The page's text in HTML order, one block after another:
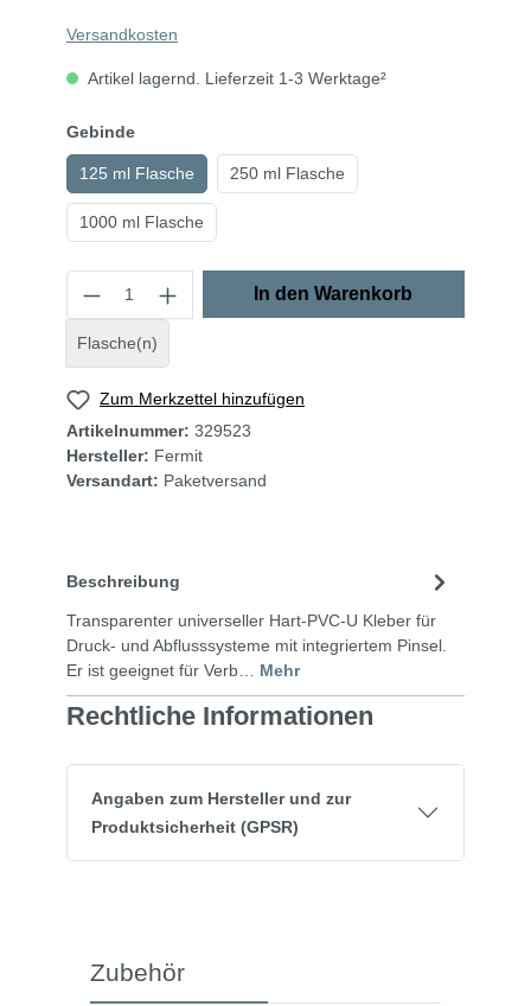
Versandkosten
Artikel lagernd. Lieferzeit 1-3 Werktage²
Gebinde
125 ml Flasche 250 ml Flasche
1000 ml Flasche
Flasche(n)
In den Warenkorb
Zum Merkzettel hinzufügen
Artikelnummer: 329523
Hersteller: Fermit
Versandart: Paketversand
Beschreibung
Transparenter universeller Hart-PVC-U Kleber für
Druck- und Abflusssysteme mit integriertem Pinsel.
Er ist geeignet für Verb… Mehr
Rechtliche Informationen
Angaben zum Hersteller und zur
Produktsicherheit (GPSR)
Zubehör